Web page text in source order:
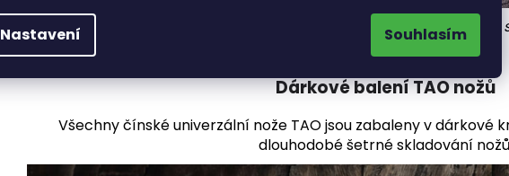
Nastavení Souhlasím
Tip:Chcete vědět, jaký je rozdíl mezi TAO nožem a sekáčkem? To
TAO a sekáčkem.
Dárkové balení TAO nožů
Všechny čínské univerzální nože TAO jsou zabaleny v dárkové
dlouhodobé šetrné skladování